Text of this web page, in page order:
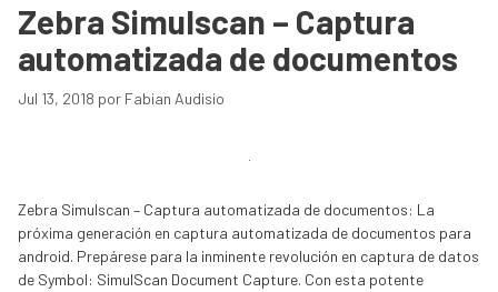
Zebra Simulscan – Captura
automatizada de documentos
Jul 13, 2018 por Fabian Audisio
Zebra Simulscan – Captura automatizada de documentos: La
próxima generación en captura automatizada de documentos para
android. Prepárese para la inminente revolución en captura de datos
de Symbol: SimulScan Document Capture. Con esta potente